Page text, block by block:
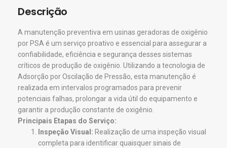
Descrição
A manutenção preventiva em usinas geradoras de oxigênio
por PSA é um serviço proativo e essencial para assegurar a
confiabilidade, eficiência e segurança desses sistemas
críticos de produção de oxigênio. Utilizando a tecnologia de
Adsorção por Oscilação de Pressão, esta manutenção é
realizada em intervalos programados para prevenir
potenciais falhas, prolongar a vida útil do equipamento e
garantir a produção constante de oxigênio.
Principais Etapas do Serviço:
Inspeção Visual: Realização de uma inspeção visual
completa para identificar quaisquer sinais de